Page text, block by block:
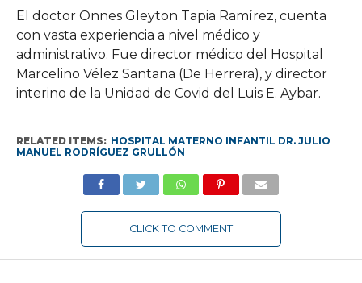
El doctor Onnes Gleyton Tapia Ramírez, cuenta
con vasta experiencia a nivel médico y
administrativo. Fue director médico del Hospital
Marcelino Vélez Santana (De Herrera), y director
interino de la Unidad de Covid del Luis E. Aybar.
RELATED ITEMS: HOSPITAL MATERNO INFANTIL DR. JULIO
MANUEL RODRÍGUEZ GRULLÓN
CLICK TO COMMENT